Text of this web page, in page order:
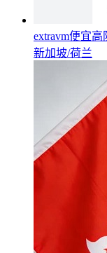
extravm便宜
新加坡/荷兰